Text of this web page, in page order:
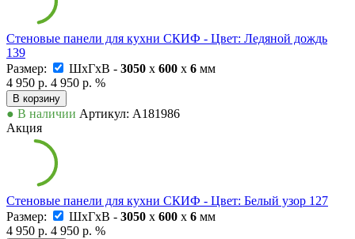
Стеновые панели для кухни СКИФ - Цвет: Ледяной дождь
139
Размер:
ШxГxВ - 3050 x 600 x 6 мм
4 950 р. 4 950 р. %
В корзину
● В наличии Артикул: А181986
Акция
Стеновые панели для кухни СКИФ - Цвет: Белый узор 127
Размер:
ШxГxВ - 3050 x 600 x 6 мм
4 950 р. 4 950 р. %